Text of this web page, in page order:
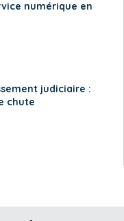
numérique en
judiciaire :
chute